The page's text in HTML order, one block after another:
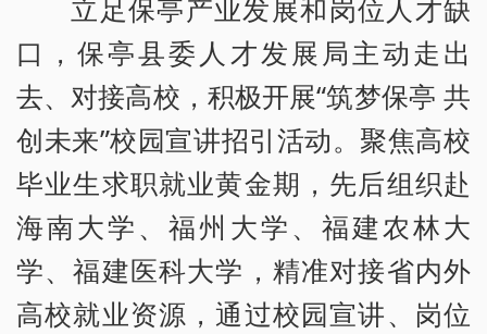
立足保亭产业发展和岗位人才缺
口，保亭县委人才发展局主动走出
去、对接高校，积极开展“筑梦保亭 共
创未来”校园宣讲招引活动。聚焦高校
毕业生求职就业黄金期，先后组织赴
海南大学、福州大学、福建农林大
学、福建医科大学，精准对接省内外
高校就业资源，通过校园宣讲、岗位